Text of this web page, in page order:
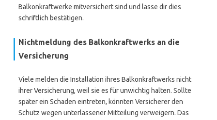
Balkonkraftwerke mitversichert sind und lasse dir dies
schriftlich bestätigen.
Nichtmeldung des Balkonkraftwerks an die
Versicherung
Viele melden die Installation ihres Balkonkraftwerks nicht
ihrer Versicherung, weil sie es für unwichtig halten. Sollte
später ein Schaden eintreten, könnten Versicherer den
Schutz wegen unterlassener Mitteilung verweigern. Das